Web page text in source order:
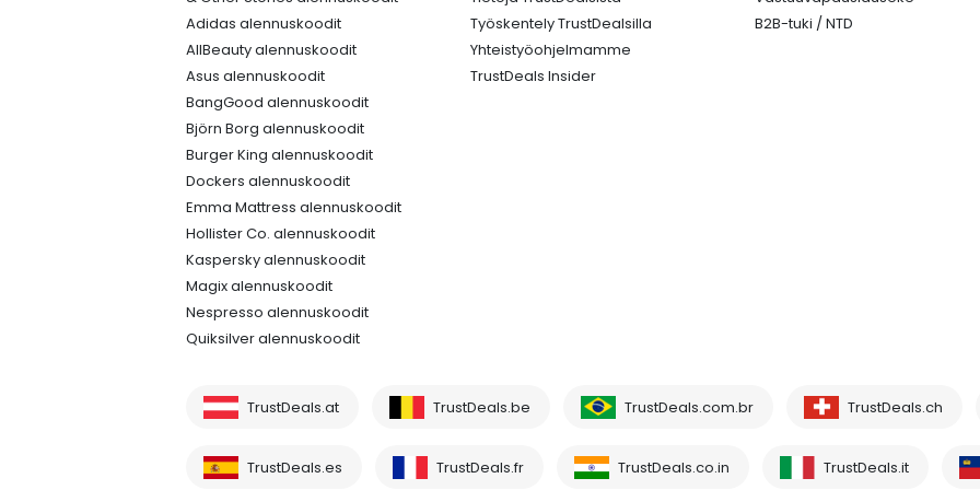
Adidas alennuskoodit
AllBeauty alennuskoodit
Asus alennuskoodit
BangGood alennuskoodit
Björn Borg alennuskoodit
Burger King alennuskoodit
Dockers alennuskoodit
Emma Mattress alennuskoodit
Hollister Co. alennuskoodit
Kaspersky alennuskoodit
Magix alennuskoodit
Nespresso alennuskoodit
Quiksilver alennuskoodit
Työskentely TrustDealsilla
Yhteistyöohjelmamme
TrustDeals Insider
B2B-tuki / NTD
TrustDeals.at TrustDeals.be TrustDeals.com.br TrustDeals.ch
TrustDeals.es TrustDeals.fr TrustDeals.co.in TrustDeals.it